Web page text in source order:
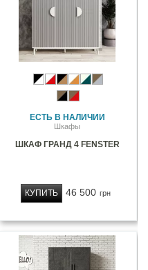
ЕСТЬ В НАЛИЧИИ
Шкафы
ШКАФ ГРАНД 4 FENSTER
46 500 грн
КУПИТЬ